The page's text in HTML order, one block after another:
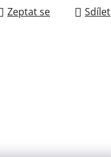
Zeptat se Sdílet